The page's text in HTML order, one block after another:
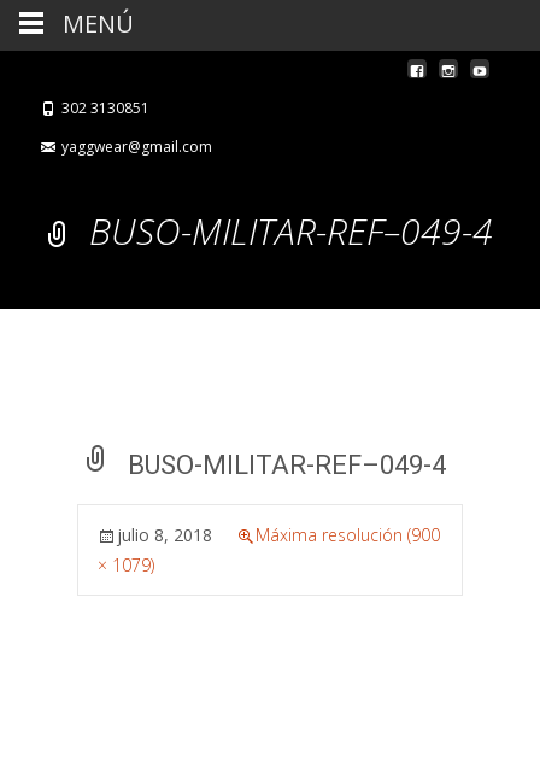
302 3130851
yaggwear@gmail.com
BUSO-MILITAR-REF–049-4
BUSO-MILITAR-REF–049-4
julio 8, 2018
Máxima resolución (900
× 1079)
MENÚ